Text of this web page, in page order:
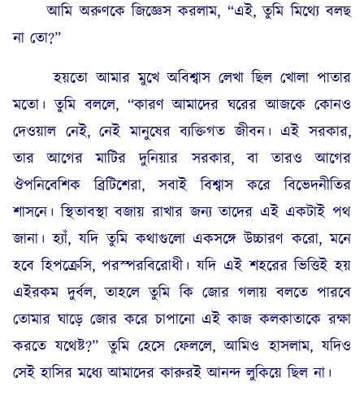
আমি অরুণকে জিজ্ঞেস করলাম, “এই, তুমি মিথ্যে বলছ
না তো?”
হয়তো আমার মুখে অবিশ্বাস লেখা ছিল খোলা পাতার
মতো। তুমি বললে, “কারণ আমাদের ঘরের আজকে কোনও
দেওয়াল নেই, নেই মানুষের ব্যক্তিগত জীবন। এই সরকার,
তার আগের মাটির দুনিয়ার সরকার, বা তারও আগের
ঔপনিবেশিক ব্রিটিশেরা, সবাই বিশ্বাস করে বিভেদনীতির
শাসনে। স্থিতাবস্থা বজায় রাখার জন্য তাদের এই একটাই পথ
জানা। হ্যাঁ, যদি তুমি কথাগুলো একসঙ্গে উচ্চারণ করো, মনে
হবে হিপক্রেসি, পরস্পরবিরোধী। যদি এই শহরের ভিত্তিই হয়
এইরকম দুর্বল, তাহলে তুমি কি জোর গলায় বলতে পারবে
তোমার ঘাড়ে জোর করে চাপানো এই কাজ কলকাতাকে রক্ষা
করতে যথেষ্ট?” তুমি হেসে ফেললে, আমিও হাসলাম, যদিও
সেই হাসির মধ্যে আমাদের কারুরই আনন্দ লুকিয়ে ছিল না।